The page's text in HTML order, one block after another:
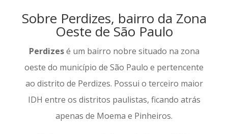
Sobre Perdizes, bairro da Zona
Oeste de São Paulo
Perdizesé um bairro nobre situado na zona
oeste do município de São Paulo e pertencente
ao distrito de Perdizes. Possui o terceiro maior
IDH entre os distritos paulistas, ficando atrás
apenas de Moema e Pinheiros.